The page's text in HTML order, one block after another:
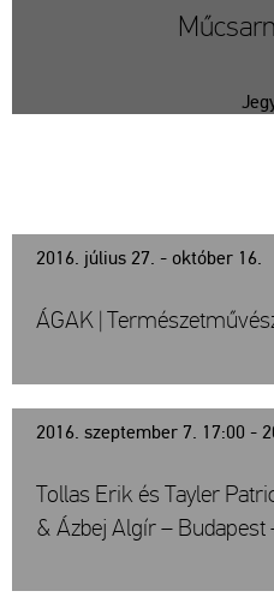
2016. július 27. - október 16.
ÁGAK |
2016. szeptember 7. 17:00 -
Tollas Erik és Tayler
& Ázbej Algír –